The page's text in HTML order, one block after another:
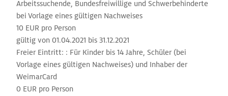
Arbeitssuchende, Bundesfreiwillige und Schwerbehinderte
bei Vorlage eines gültigen Nachweises
10 EUR pro Person
gültig von 01.04.2021 bis 31.12.2021
Freier Eintritt: : Für Kinder bis 14 Jahre, Schüler (bei
Vorlage eines gültigen Nachweises) und Inhaber der
WeimarCard
0 EUR pro Person